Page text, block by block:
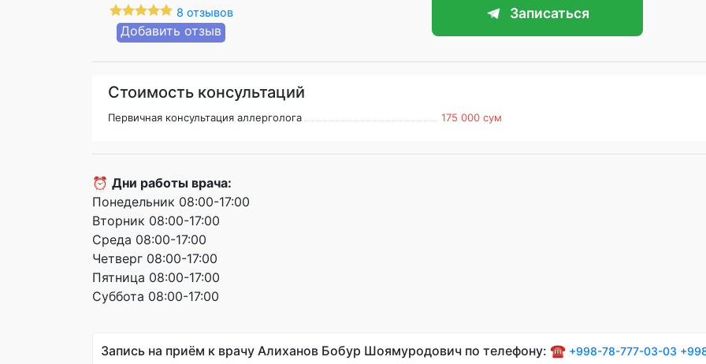
8 отзывов
Добавить отзыв
Записаться
Стоимость консультаций
Первичная консультация аллерголога 175 000 сум
⏰ Дни работы врача:
Понедельник 08:00-17:00
Вторник 08:00-17:00
Среда 08:00-17:00
Четверг 08:00-17:00
Пятница 08:00-17:00
Суббота 08:00-17:00
Запись на приём к врачу Алиханов Бобур Шоямуродович по телефону: ☎️ +998-78-777-03-03